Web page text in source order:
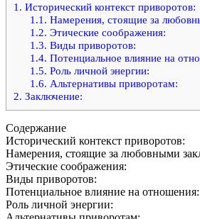
1. Исторический контекст приворотов:
1.1. Намерения, стоящие за
1.2. Этические соображения:
1.3. Виды приворотов:
1.4. Потенциальное влияние на
1.5. Роль личной энергии:
1.6. Альтернативы приворотам:
2. Заключение:
Содержание
Исторический контекст приворотов:
Намерения, стоящие за любовными
Этические соображения:
Виды приворотов:
Потенциальное влияние на отношения:
Роль личной энергии: